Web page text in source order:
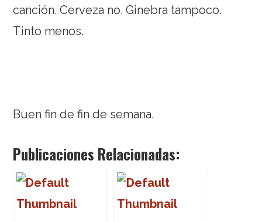
canción. Cerveza no. Ginebra tampoco.
Tinto menos.
Buen fin de fin de semana.
Publicaciones Relacionadas: